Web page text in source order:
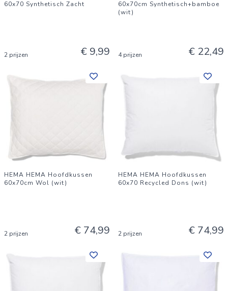
60x70 Synthetisch Zacht
2 prijzen € 9,99
60x70cm Synthetisch+bamboe
(wit)
4 prijzen € 22,49
HEMA HEMA Hoofdkussen
60x70cm Wol (wit)
2 prijzen € 74,99
HEMA HEMA Hoofdkussen
60x70 Recycled Dons (wit)
2 prijzen € 74,99